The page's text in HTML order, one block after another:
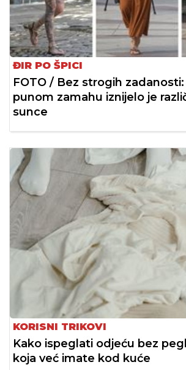
ĐIR PO ŠPICI
FOTO / Bez strogih
punom zamahu iznijelo je
sunce
KORISNI TRIKOVI
Kako ispeglati odjeću bez
koja već imate kod kuće